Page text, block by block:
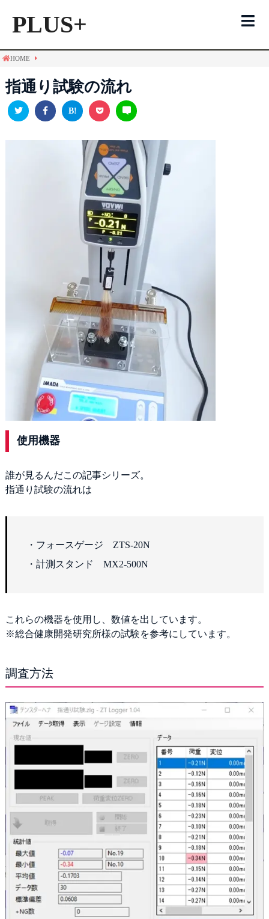
PLUS+
ヘアカラー
トリートメント
シャンプー
メンズ用
ヘアマニキュア
白髪隠し
HOME
指通り試験の流れ
使用機器
誰が見るんだこの記事シリーズ。
指通り試験の流れは
・フォースゲージ ZTS-20N
・計測スタンド MX2-500N
これらの機器を使用し、数値を出しています。
※総合健康開発研究所様の試験を参考にしています。
調査方法